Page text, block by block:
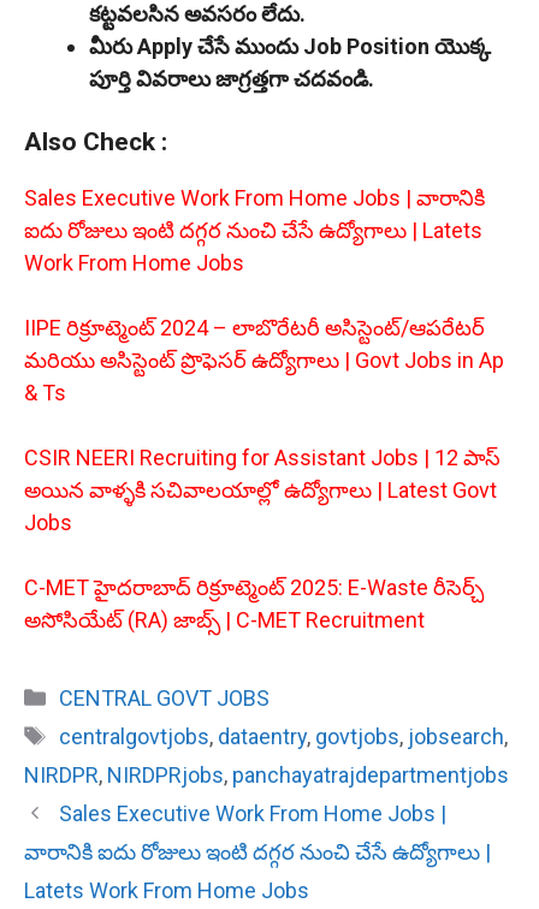
కట్టవలసిన అవసరం లేదు.
మీరు Apply చేసే ముందు Job Position యొక్క
పూర్తి వివరాలు జాగ్రత్తగా చదవండి.
Also Check :
Sales Executive Work From Home Jobs | వారానికి
ఐదు రోజులు ఇంటి దగ్గర నుంచి చేసే ఉద్యోగాలు | Latets
Work From Home Jobs
IIPE రిక్రూట్మెంట్ 2024 – లాబొరేటరీ అసిస్టెంట్/ఆపరేటర్
మరియు అసిస్టెంట్ ప్రొఫెసర్ ఉద్యోగాలు | Govt Jobs in Ap
& Ts
CSIR NEERI Recruiting for Assistant Jobs | 12 పాస్
అయిన వాళ్ళకి సచివాలయాల్లో ఉద్యోగాలు | Latest Govt
Jobs
C-MET హైదరాబాద్ రిక్రూట్మెంట్ 2025: E-Waste రీసెర్చ్
అసోసియేట్ (RA) జాబ్స్ | C-MET Recruitment
Categories
CENTRAL GOVT JOBS
Tags
centralgovtjobs, dataentry, govtjobs, jobsearch,
NIRDPR, NIRDPRjobs, panchayatrajdepartmentjobs
Sales Executive Work From Home Jobs |
వారానికి ఐదు రోజులు ఇంటి దగ్గర నుంచి చేసే ఉద్యోగాలు |
Latets Work From Home Jobs